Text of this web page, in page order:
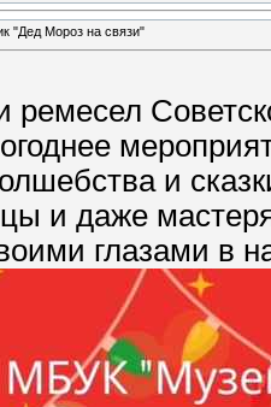
"Дед Мороз на связи"
ремесел
и
и даже
глазами в